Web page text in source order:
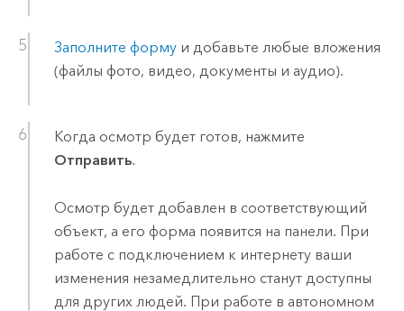
Заполните формуи добавьте любые вложения
(файлы фото, видео, документы и аудио).
Когда осмотр будет готов, нажмите
Отправить.
Осмотр будет добавлен в соответствующий
объект, а его форма появится на панели. При
работе с подключением к интернету ваши
изменения незамедлительно станут доступны
для других людей. При работе в автономном